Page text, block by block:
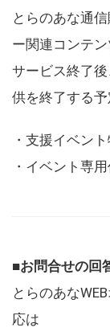
とらのあな通
ー関連コンテ
サービス終了
供を終了する予
・支援イベン
・イベント専
■お問合せの回
とらのあな
応は